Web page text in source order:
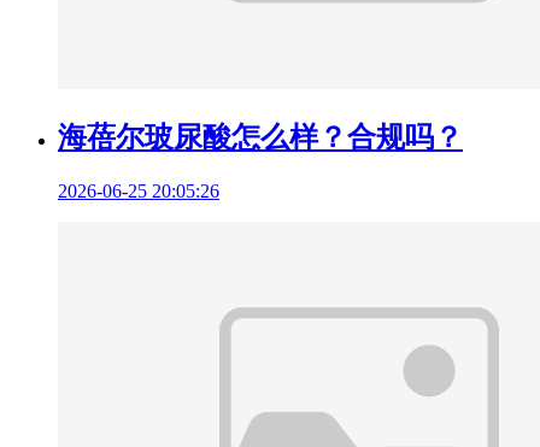
海蓓尔玻尿酸怎么样？合规吗？
2026-06-25 20:05:26